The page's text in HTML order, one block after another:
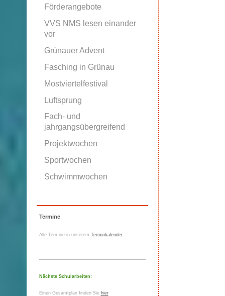
Förderangebote
VVS NMS lesen einander
vor
Grünauer Advent
Fasching in Grünau
Mostviertelfestival
Luftsprung
Fach- und
jahrgangsübergreifend
Projektwochen
Sportwochen
Schwimmwochen
Termine
Alle Termine in unserem Terminkalender
Nächste Schularbeiten:
Einen Gesamtplan finden Sie hier